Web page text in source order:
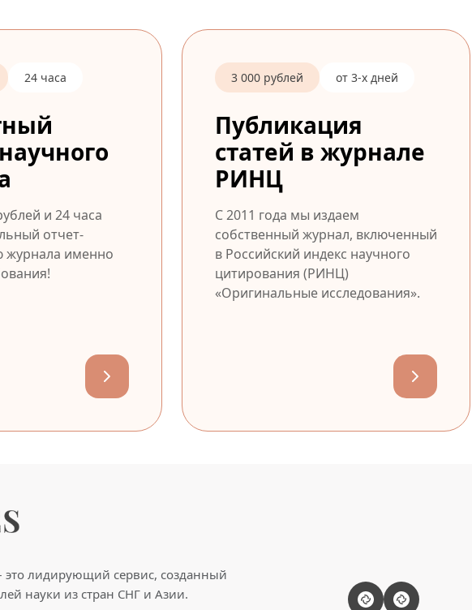
24 часа
и 24 часа
отчет-
журнала именно
3 000 рублей от 3-х дней
Публикация
статей в журнале
РИНЦ
С 2011 года мы издаем
собственный журнал, включенный
в Российский индекс научного
цитирования (РИНЦ)
«Оригинальные исследования».
это лидирующий сервис, созданный
науки из стран СНГ и Азии.